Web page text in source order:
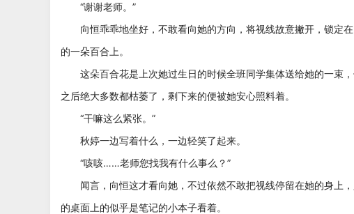
“谢谢老师。”
向恒乖乖地坐好，不敢看向她的方向，将视线故意撇开，锁定
的一朵百合上。
这朵百合花是上次她过生日的时候全班同学集体送给她的一束，
之后绝大多数都枯萎了，剩下来的便被她安心照料着。
“干嘛这么紧张。”
秋婷一边写着什么，一边轻笑了起来。
“咳咳……老师您找我有什么事么？”
闻言，向恒这才看向她，不过依然不敢把视线停留在她的身上
的桌面上的似乎是笔记的小本子看着。